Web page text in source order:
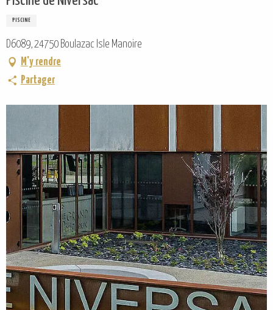
PISCINE
D6089, 24750 Boulazac Isle Manoire
M'y rendre
Partager